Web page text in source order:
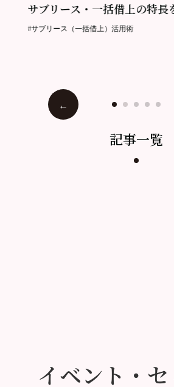
サブリース・一括借上の特長
#サブリース（一括借上）活用術
記事一覧
イベント・